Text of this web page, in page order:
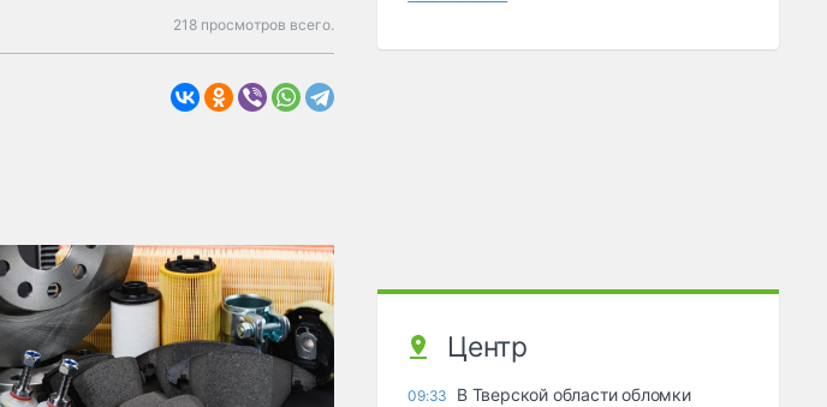
218 просмотров всего.
Центр
09:33
В Тверской области обломки